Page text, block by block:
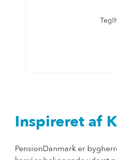
Inspireret af
PensionDanmark er